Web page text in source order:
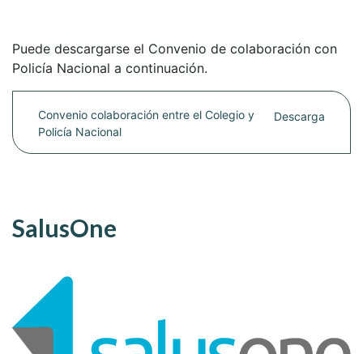
Puede descargarse el Convenio de colaboración con
Policía Nacional a continuación.
Convenio colaboración entre el Colegio y
Policía Nacional
Descarga
SalusOne